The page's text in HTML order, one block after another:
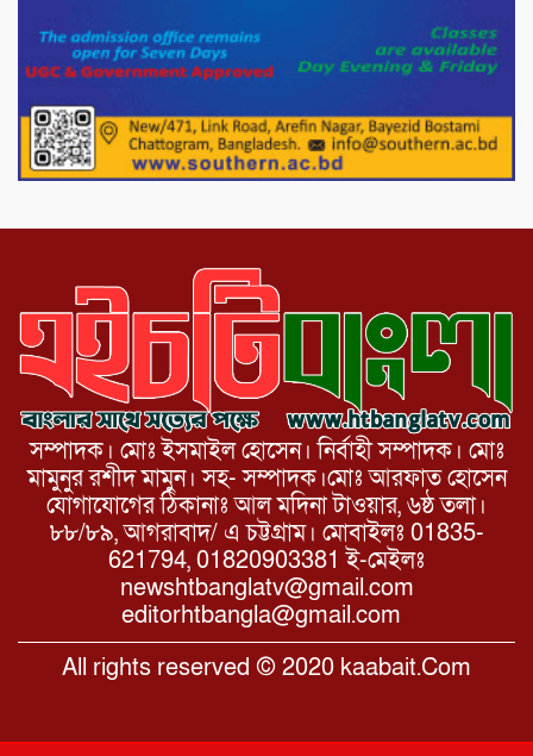
পোরশায় গণঅভ্যুত্থান দিবসে শহিদ ও জুলাই
১১ দলীয় ঐক্য পোরশা উপজেলা শাখার
সম্পাদক। মোঃ ইসমাইল হোসেন। নির্বাহী সম্পাদক। মোঃ
মামুনুর রশীদ মামুন। সহ- সম্পাদক।মোঃ আরফাত হোসেন
যোগাযোগের ঠিকানাঃ আল মদিনা টাওয়ার, ৬ষ্ঠ তলা।
৮৮/৮৯, আগরাবাদ/ এ চট্টগ্রাম। মোবাইলঃ 01835-
621794, 01820903381 ই-মেইলঃ
newshtbanglatv@gmail.com
editorhtbangla@gmail.com
All rights reserved © 2020 kaabait.Com